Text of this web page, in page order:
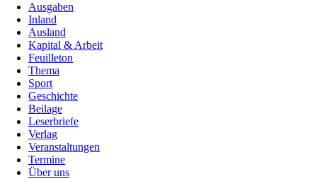
Ausgaben
Inland
Ausland
Kapital & Arbeit
Feuilleton
Thema
Sport
Geschichte
Beilage
Leserbriefe
Verlag
Veranstaltungen
Termine
Über uns